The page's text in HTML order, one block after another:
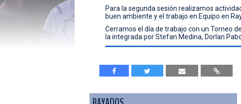
Para la segunda sesión realizamos
buen ambiente y el trabajo en Equipo en
Cerramos el día de trabajo con un Torneo
la integrada por Stefan Medina, Dorlan